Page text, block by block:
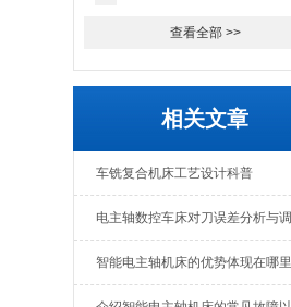
查看全部 >>
相关文章
车铣复合机床工艺设计科普
智能电主轴机床的优势体现在哪